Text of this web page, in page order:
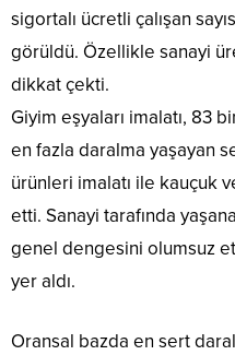
sigortalı ücretli çalışan
görüldü. Özellikle sanayi
dikkat çekti.
Giyim eşyaları imalatı, 83
en fazla daralma yaşayan
ürünleri imalatı ile kauçuk
etti. Sanayi tarafında
genel dengesini olumsuz
yer aldı.
Oransal bazda en sert